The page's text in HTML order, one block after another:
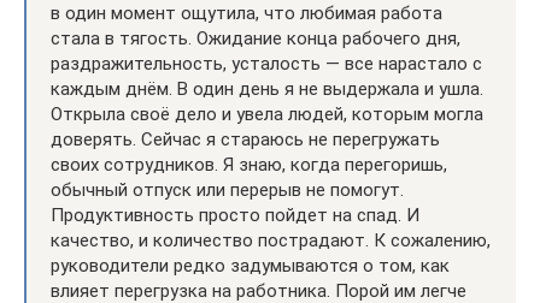
в один момент ощутила, что любимая работа
стала в тягость. Ожидание конца рабочего дня,
раздражительность, усталость — все нарастало с
каждым днём. В один день я не выдержала и ушла.
Открыла своё дело и увела людей, которым могла
доверять. Сейчас я стараюсь не перегружать
своих сотрудников. Я знаю, когда перегоришь,
обычный отпуск или перерыв не помогут.
Продуктивность просто пойдет на спад. И
качество, и количество пострадают. К сожалению,
руководители редко задумываются о том, как
влияет перегрузка на работника. Порой им легче